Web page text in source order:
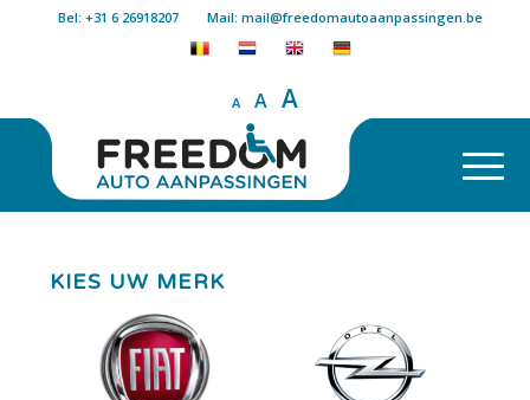
Bel: +31 6 26918207 Mail: mail@freedomautoaanpassingen.be
A A A
KIES UW MERK